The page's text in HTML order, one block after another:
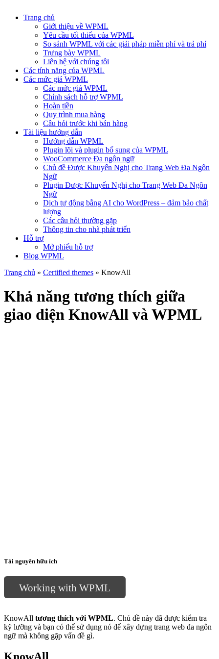
Trang chủ
Giới thiệu về WPML
Yêu cầu tối thiểu của WPML
So sánh WPML với các giải pháp miễn phí và trả phí
Trưng bày WPML
Liên hệ với chúng tôi
Các tính năng của WPML
Các mức giá WPML
Các mức giá WPML
Chính sách hỗ trợ WPML
Hoàn tiền
Quy trình mua hàng
Câu hỏi trước khi bán hàng
Tài liệu hướng dẫn
Hướng dẫn WPML
Plugin lõi và plugin bổ sung của WPML
WooCommerce Đa ngôn ngữ
Chủ đề Được Khuyến Nghị cho Trang Web Đa Ngôn
Ngữ
Plugin Được Khuyến Nghị cho Trang Web Đa Ngôn
Ngữ
Dịch tự động bằng AI cho WordPress – đảm bảo chất
lượng
Các câu hỏi thường gặp
Thông tin cho nhà phát triển
Hỗ trợ
Mở phiếu hỗ trợ
Blog WPML
Trang chủ » Certified themes » KnowAll
Khả năng tương thích giữa
giao diện KnowAll và WPML
Tài nguyên hữu ích
Working with WPML
KnowAll tương thích với WPML. Chủ đề này đã được kiểm tra
kỹ lưỡng và bạn có thể sử dụng nó để xây dựng trang web đa ngôn
ngữ mà không gặp vấn đề gì.